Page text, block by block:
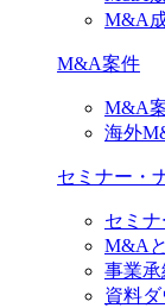
M&A
M&A案件
M&A
海外
セミナー・
セミナ
M&A
事業
資料